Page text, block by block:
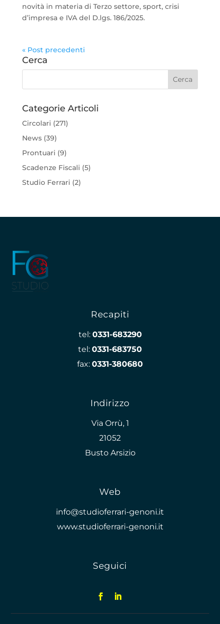
novità in materia di Terzo settore, sport, crisi
d’impresa e IVA del D.lgs. 186/2025.
« Post precedenti
Cerca
Categorie Articoli
Circolari (271)
News(39)
Prontuari (9)
Scadenze Fiscali (5)
Studio Ferrari (2)
Recapiti
tel: 0331-683290
tel: 0331-683750
fax: 0331-380680
Indirizzo
Via Orrù, 1
21052
Busto Arsizio
Web
info@studioferrari-genoni.it
www.studioferrari-genoni.it
Seguici